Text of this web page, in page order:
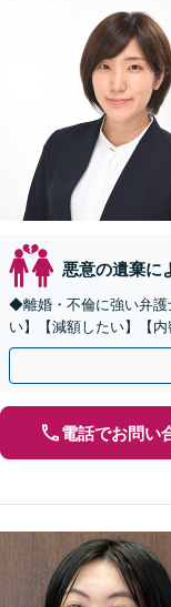
悪意の遺棄に
◆離婚・不倫に強い弁
い】【減額したい】【内
電話でお問い